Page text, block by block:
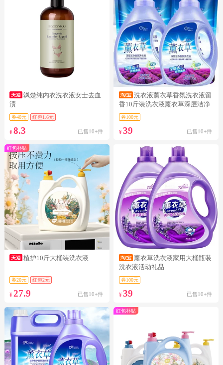
飒楚纯内衣洗衣液女士去血
渍
券40元 红包1.6元
¥ 8.3 已售10+件
洗衣液薰衣草香氛洗衣液留
香10斤装洗衣液薰衣草深层洁净
洗衣液
券100元
¥39 已售10+件
红包补贴
植护10斤大桶装洗衣液
券20元 红包2元
¥ 27.9 已售10+件
薰衣草洗衣液家用大桶瓶装
洗衣液活动礼品
券100元
¥39 已售10+件
红包补贴